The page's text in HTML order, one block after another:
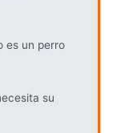
es un perro
su